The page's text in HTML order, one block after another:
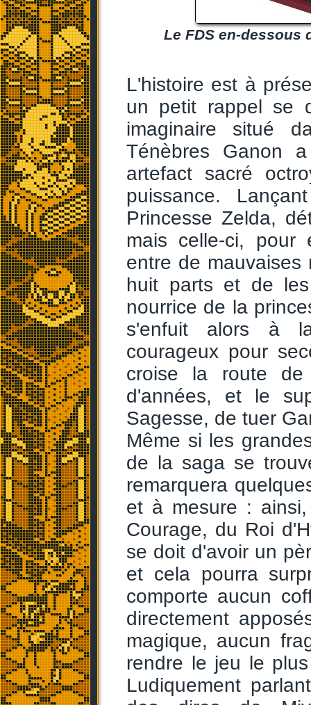
Le FDS en-dessous
L'histoire est à
un petit rappel se
imaginaire situé
Ténèbres Ganon
artefact sacré
puissance.
Princesse Zelda,
mais celle-ci, pour
entre de mauvaises
huit parts et de
nourrice de la
s'enfuit alors à
courageux pour
croise la route
d'années, et le
Sagesse, de tuer
Même si les
de la saga se
remarquera
et à mesure :
Courage, du Roi
se doit d'avoir un
et cela pourra
comporte aucun
directement
magique, aucun
rendre le jeu le
Ludiquement